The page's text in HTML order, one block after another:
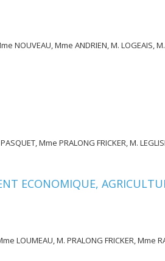
NOUVEAU, Mme ANDRIEN, M. LOGEAIS,
Mme PRALONG FRICKER, M.
ECONOMIQUE,
LOUMEAU, M. PRALONG FRICKER, Mme